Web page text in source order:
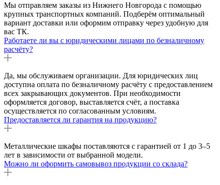
Мы отправляем заказы из Нижнего Новгорода с помощью
крупных транспортных компаний. Подберём оптимальный
вариант доставки или оформим отправку через удобную для
вас ТК.
Работаете ли вы с юридическими лицами по безналичному
расчёту?
Да, мы обслуживаем организации. Для юридических лиц
доступна оплата по безналичному расчёту с предоставлением
всех закрывающих документов. При необходимости
оформляется договор, выставляется счёт, а поставка
осуществляется по согласованным условиям.
Предоставляется ли гарантия на продукцию?
Металлические шкафы поставляются с гарантией от 1 до 3–5
лет в зависимости от выбранной модели.
Можно ли оформить самовывоз продукции со склада?